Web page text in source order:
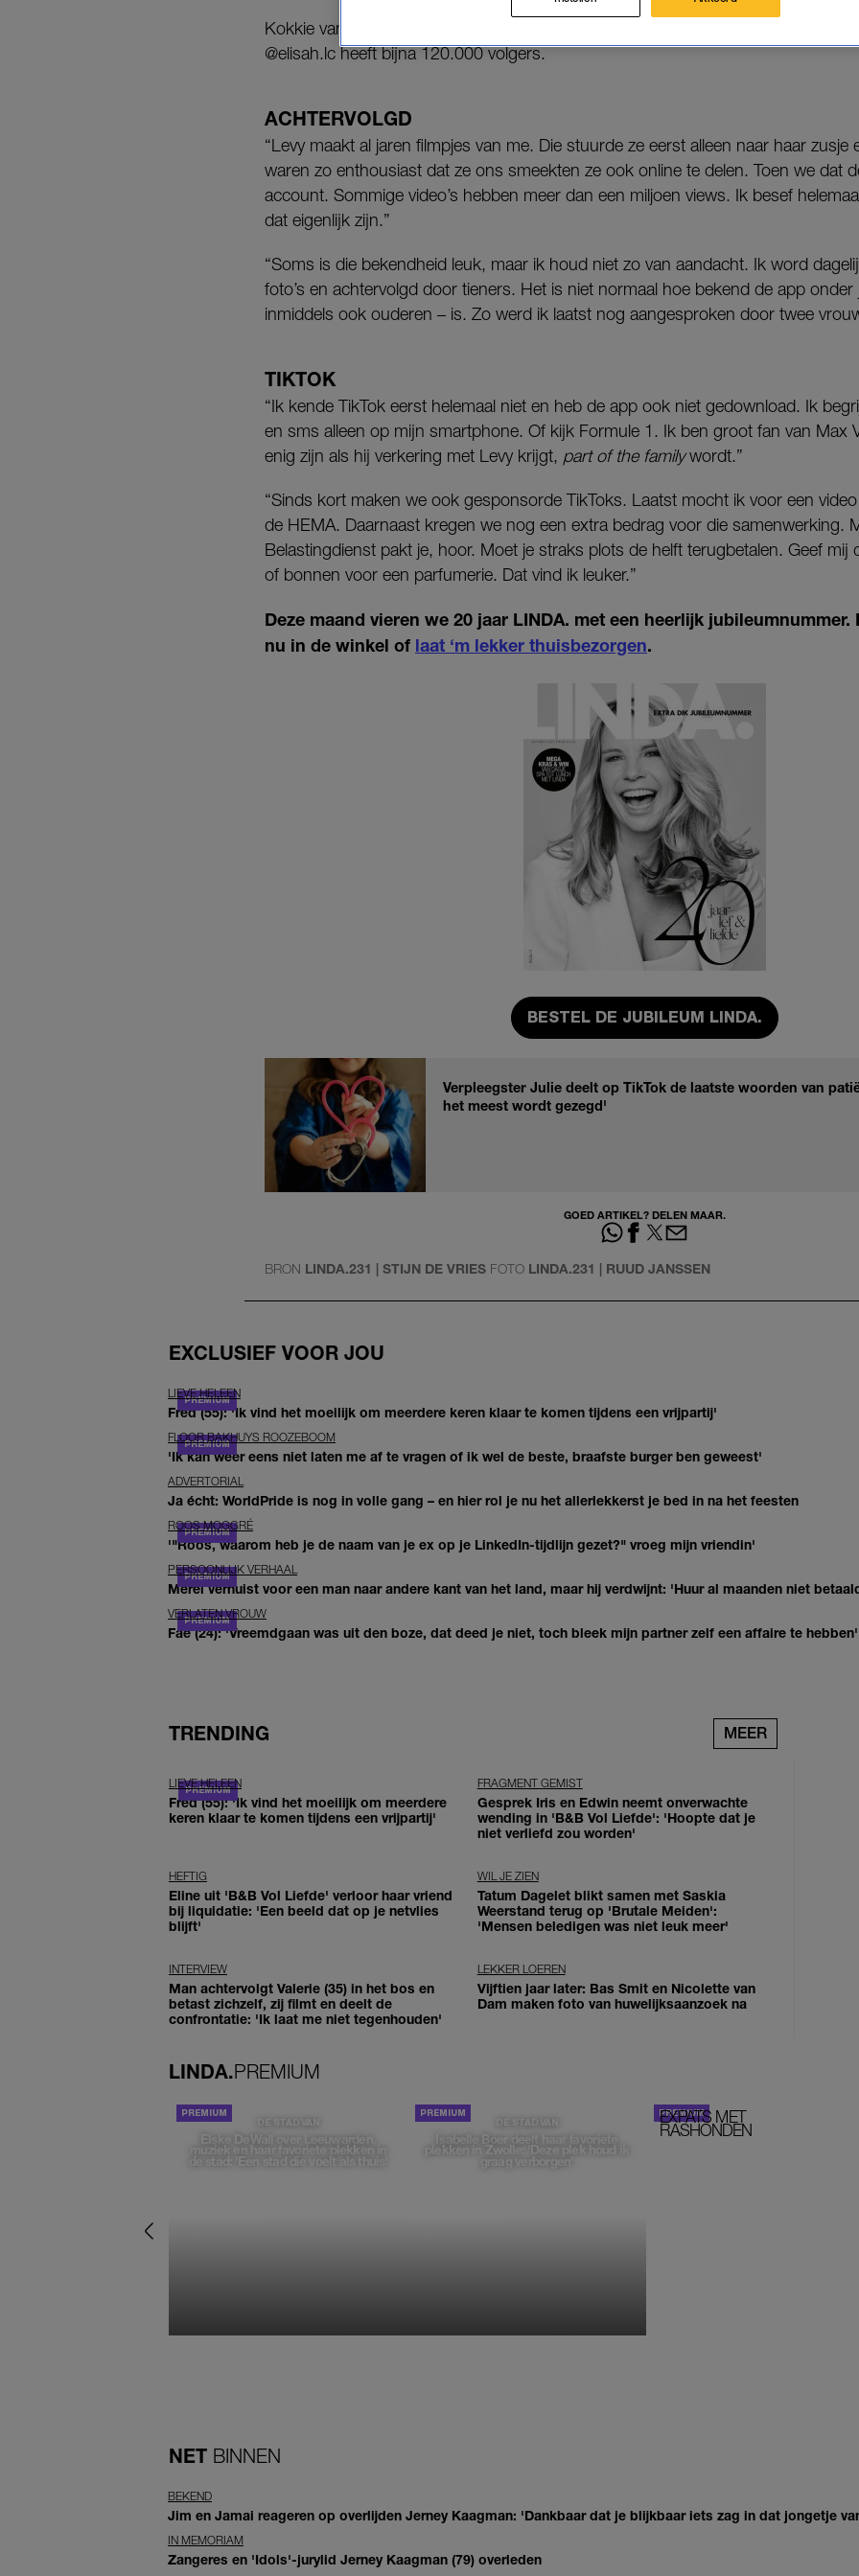
Kokkie van Eck (79), voorheen huisvrouw, maakt TikToks met haar kleindochter
@elisah.lc heeft bijna 120.000 volgers.
ACHTERVOLGD
“Levy maakt al jaren filmpjes van me. Die stuurde ze eerst alleen naar haar zusje
waren zo enthousiast dat ze ons smeekten ze ook online te delen. Toen we dat
account. Sommige video’s hebben meer dan een miljoen views. Ik besef
dat eigenlijk zijn.”
“Soms is die bekendheid leuk, maar ik houd niet zo van aandacht. Ik word
foto’s en achtervolgd door tieners. Het is niet normaal hoe bekend de app onder
inmiddels ook ouderen – is. Zo werd ik laatst nog aangesproken door twee
TIKTOK
“Ik kende TikTok eerst helemaal niet en heb de app ook niet gedownload. Ik
en sms alleen op mijn smartphone. Of kijk Formule 1. Ik ben groot fan van Max
enig zijn als hij verkering met Levy krijgt, part of the familywordt.”
“Sinds kort maken we ook gesponsorde TikToks. Laatst mocht ik voor een
de HEMA. Daarnaast kregen we nog een extra bedrag voor die samenwerking.
Belastingdienst pakt je, hoor. Moet je straks plots de helft terugbetalen. Geef mij
of bonnen voor een parfumerie. Dat vind ik leuker.”
Deze maand vieren we 20 jaar LINDA. met een heerlijk
nu in de winkel of laat ‘m lekker thuisbezorgen.
BESTEL DE JUBILEUM LINDA.
Verpleegster Julie deelt op TikTok de laatste woorden van
het meest wordt gezegd'
GOED ARTIKEL? DELEN MAAR.
BRON LINDA.231 | STIJN DE VRIES FOTO LINDA.231 | RUUD JANSSEN
EXCLUSIEF VOOR JOU
LIEVE HELEEN
Fred (55): 'Ik vind het moeilijk om meerdere keren klaar te komen tijdens een vrijpartij'
FLOOR BAKHUYS ROOZEBOOM
'Ik kan weer eens niet laten me af te vragen of ik wel de beste, braafste burger ben geweest'
ADVERTORIAL
Ja écht: WorldPride is nog in volle gang – en hier rol je nu het allerlekkerst je bed in na het feesten
ROOS MOGGRÉ
'"Roos, waarom heb je de naam van je ex op je LinkedIn-tijdlijn gezet?" vroeg mijn vriendin'
PERSOONLIJK VERHAAL
Merel verhuist voor een man naar andere kant van het land, maar hij verdwijnt: 'Huur al maanden niet
VERLATEN VROUW
Fae (24): 'Vreemdgaan was uit den boze, dat deed je niet, toch bleek mijn partner zelf een affaire te hebben'
TRENDING MEER
LIEVE HELEEN
Fred (55): 'Ik vind het moeilijk om meerdere
keren klaar te komen tijdens een vrijpartij'
FRAGMENT GEMIST
Gesprek Iris en Edwin neemt onverwachte
wending in 'B&B Vol Liefde': 'Hoopte dat je
niet verliefd zou worden'
HEFTIG
Eline uit 'B&B Vol Liefde' verloor haar vriend
bij liquidatie: 'Een beeld dat op je netvlies
blijft'
WIL JE ZIEN
Tatum Dagelet blikt samen met Saskia
Weerstand terug op 'Brutale Meiden':
'Mensen beledigen was niet leuk meer'
INTERVIEW
Man achtervolgt Valerie (35) in het bos en
betast zichzelf, zij filmt en deelt de
confrontatie: 'Ik laat me niet tegenhouden'
LEKKER LOEREN
Vijftien jaar later: Bas Smit en Nicolette van
Dam maken foto van huwelijksaanzoek na
LINDA.PREMIUM
DE STAD VAN
Elske DeWall over Leeuwarden,
muziek en haar favoriete plekken in
de stad: 'Een stad die voelt als thuis'
DE STAD VAN
Isabelle Boer deelt haar favoriete
plekken in Zwolle: 'Deze plek houd ik
graag verborgen'
EXPATS MET
RASHONDEN
NET BINNEN
BEKEND
Jim en Jamai reageren op overlijden Jerney Kaagman: 'Dankbaar dat je blijkbaar iets zag in dat jongetje
IN MEMORIAM
Zangeres en 'Idols'-jurylid Jerney Kaagman (79) overleden